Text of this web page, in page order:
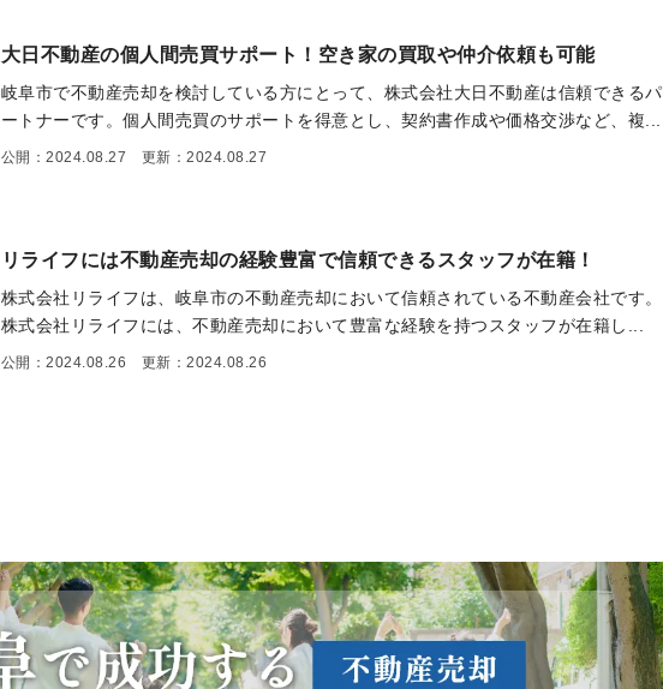
大日不動産の個人間売買サポート！空き家の買取や仲介依頼も可能
岐阜市で不動産売却を検討している方にとって、株式会社大日不動産は信頼できるパ
ートナーです。個人間売買のサポートを得意とし、契約書作成や価格交渉など、複...
公開：2024.08.27 更新：2024.08.27
リライフには不動産売却の経験豊富で信頼できるスタッフが在籍！
株式会社リライフは、岐阜市の不動産売却において信頼されている不動産会社です。
株式会社リライフには、不動産売却において豊富な経験を持つスタッフが在籍し...
公開：2024.08.26 更新：2024.08.26